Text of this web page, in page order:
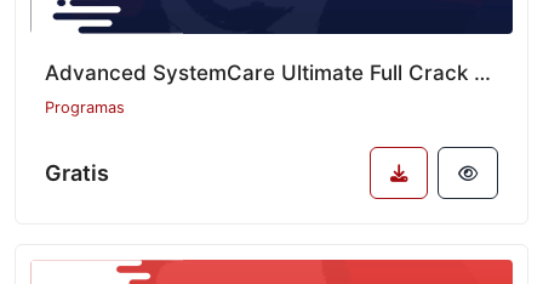
Advanced SystemCare Ultimate Full Crack y Serial v18.2.0.91
Programas
Gratis